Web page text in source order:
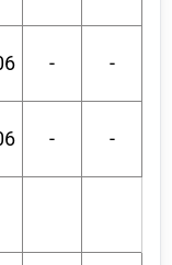
- -
- -